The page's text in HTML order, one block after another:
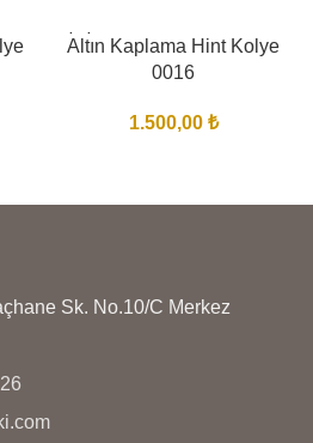
BITTI
Altın Kaplama Hint Kolye
0016
1.500,00 ₺
Sk. No.10/C Merkez